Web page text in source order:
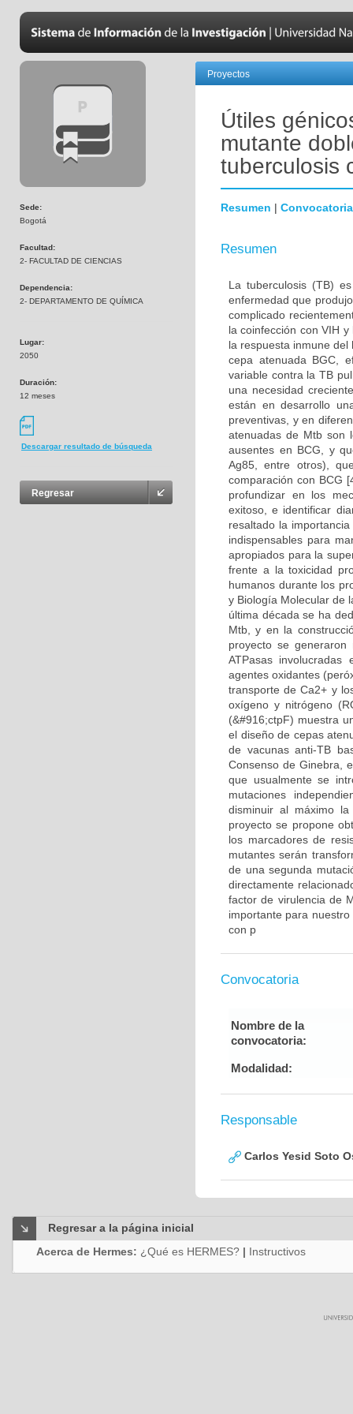
Sede:
Bogotá
Facultad:
2- FACULTAD DE CIENCIAS
Dependencia:
2- DEPARTAMENTO DE QUÍMICA
Lugar:
2050
Duración:
12 meses
Descargar resultado de búsqueda
Regresar
Proyectos
Útiles
mutante
tuberculosis
Resumen | Convocatoria
Resumen
La tuberculosis (TB)
enfermedad que
complicado
la coinfección con VIH
la respuesta inmune
cepa atenuada BGC,
variable contra la TB
una necesidad
están en desarrollo
preventivas, y en
atenuadas de Mtb son
ausentes en BCG, y
Ag85, entre otros),
comparación con BCG
profundizar en los
exitoso, e identificar
resaltado la
indispensables para
apropiados para la
frente a la toxicidad
humanos durante los
y Biología Molecular de
última década se ha
Mtb, y en la
proyecto se
ATPasas
agentes oxidantes
transporte de Ca2+ y
oxígeno y nitrógeno
(&#916;ctpF) muestra
el diseño de cepas
de vacunas anti-TB
Consenso de Ginebra,
que usualmente se
mutaciones
disminuir al máximo
proyecto se propone
los marcadores de
mutantes serán
de una segunda
directamente
factor de virulencia de
importante para
con p
Convocatoria
Nombre de la
convocatoria:
Modalidad:
Responsable
Carlos Yesid Soto
Regresar a la página inicial
Acerca de Hermes: ¿Qué es HERMES? | Instructivos